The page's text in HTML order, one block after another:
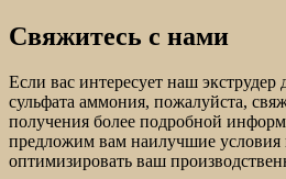
Свяжитесь с нами
Если вас интересует наш экструдер
сульфата аммония, пожалуйста,
получения более подробной
предложим вам наилучшие
оптимизировать ваш